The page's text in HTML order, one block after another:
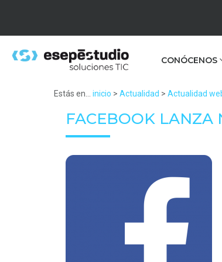
CONÓCENOS
Estás en... inicio > Actualidad > Actualidad
FACEBOOK LANZA